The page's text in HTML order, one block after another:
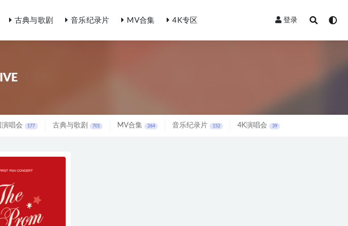
古典与歌剧 音乐纪录片 MV合集 4K专区 登录
IVE
演唱会 177 古典与歌剧 701 MV合集 264 音乐纪录片 152 4K演唱会 39